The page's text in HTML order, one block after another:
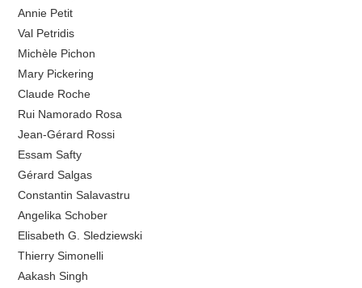
Annie Petit
Val Petridis
Michèle Pichon
Mary Pickering
Claude Roche
Rui Namorado Rosa
Jean-Gérard Rossi
Essam Safty
Gérard Salgas
Constantin Salavastru
Angelika Schober
Elisabeth G. Sledziewski
Thierry Simonelli
Aakash Singh